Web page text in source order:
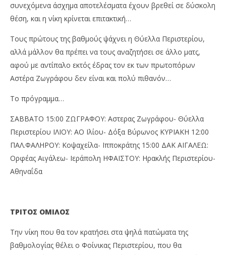
συνεχόμενα άσχημα αποτελέσματα έχουν βρεθεί σε δύσκολη
θέση, και η νίκη κρίνεται επιτακτική…
Τους πρώτους της βαθμούς ψάχνει η Θύελλα Περιστερίου,
αλλά μάλλον θα πρέπει να τους αναζητήσει σε άλλο ματς,
αφού με αντίπαλο εκτός έδρας τον εκ των πρωτοπόρων
Αστέρα Ζωγράφου δεν είναι και πολύ πιθανόν…
Το πρόγραμμα…
ΣΑΒΒΑΤΟ 15:00 ΖΩΓΡΑΦΟΥ: Αστερας Ζωγράφου- Θύελλα
Περιστερίου ΙΛΙΟΥ: ΑΟ Ιλίου- Δόξα Βύρωνος ΚΥΡΙΑΚΗ 12:00
ΠΑΛ.ΦΑΛΗΡΟΥ: Κοψαχείλα- Ιπποκράτης 15:00 ΔΑΚ ΑΙΓΑΛΕΩ:
Ορφέας Αιγάλεω- Ιεράπολη ΗΦΑΙΣΤΟΥ: Ηρακλής Περιστερίου-
Αθηναΐδα
ΤΡΙΤΟΣ ΟΜΙΛΟΣ
Την νίκη που θα τον κρατήσει στα ψηλά πατώματα της
βαθμολογίας θέλει ο Φοίνικας Περιστερίου, που θα